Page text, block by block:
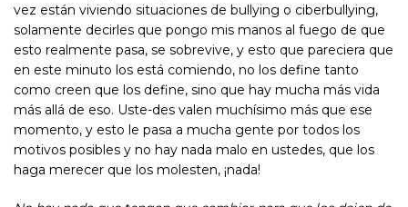
vez están viviendo situaciones de bullying o ciberbullying,
solamente decirles que pongo mis manos al fuego de que
esto realmente pasa, se sobrevive, y esto que pareciera que
en este minuto los está comiendo, no los define tanto
como creen que los define, sino que hay mucha más vida
más allá de eso. Uste-des valen muchísimo más que ese
momento, y esto le pasa a mucha gente por todos los
motivos posibles y no hay nada malo en ustedes, que los
haga merecer que los molesten, ¡nada!